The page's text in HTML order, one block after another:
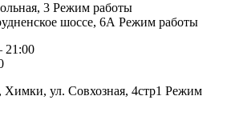
3 Режим работы
шоссе, 6А Режим работы
ул. Совхозная, 4стр1 Режим